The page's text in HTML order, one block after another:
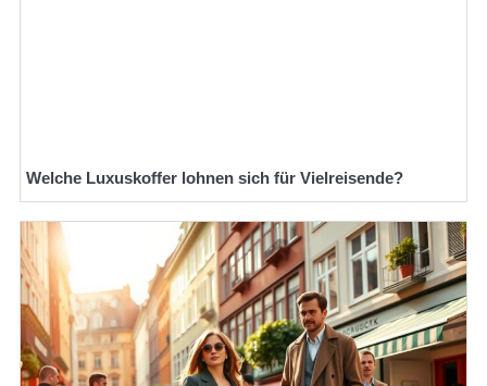
Welche Luxuskoffer lohnen sich für Vielreisende?